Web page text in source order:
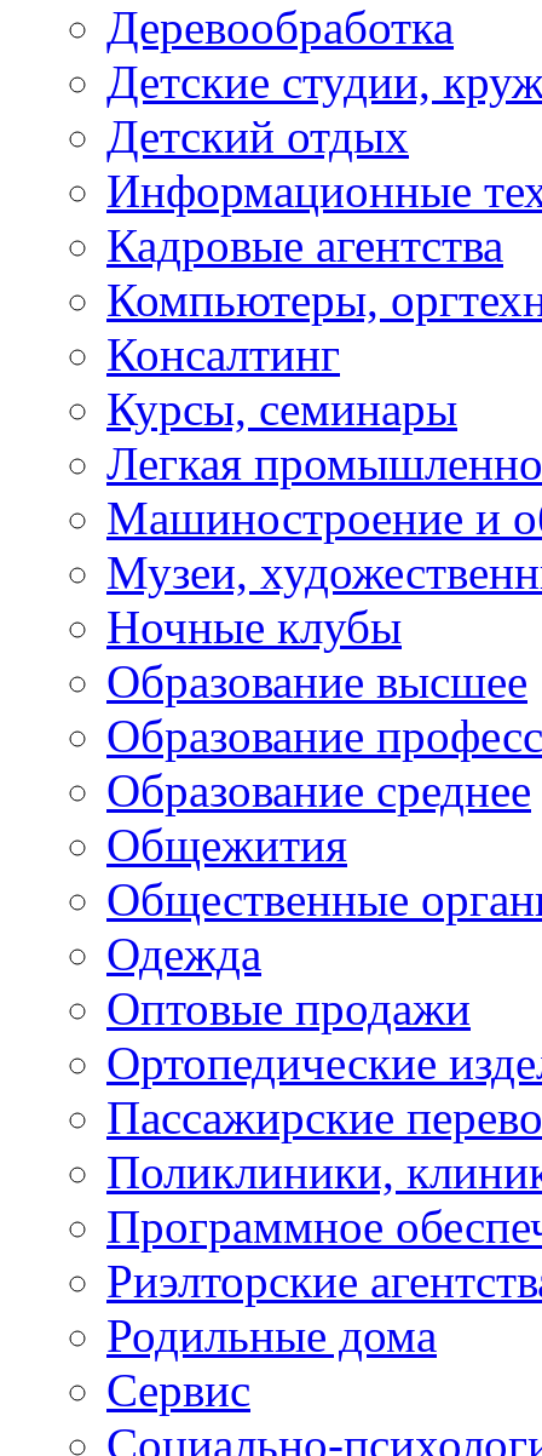
Деревообработка
Детские студии,
Детский отдых
Информационные
Кадровые агентства
Компьютеры,
Консалтинг
Курсы, семинары
Легкая
Машиностроение и
Музеи,
Ночные клубы
Образование высшее
Образование
Образование среднее
Общежития
Общественные
Одежда
Оптовые продажи
Ортопедические
Пассажирские
Поликлиники,
Программное
Риэлторские
Родильные дома
Сервис
Социально-